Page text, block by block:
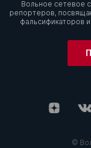
Вольное сетевое
репортеров,
фальсификаторов
©